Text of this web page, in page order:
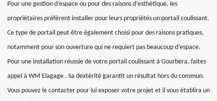
Pour une gestion d’espace ou pour des raisons d’esthétique, les
propriétaires préfèrent installer pour leurs propriétés un portail coulissant.
Ce type de portail peut être également choisi pour des raisons pratiques,
notamment pour son ouverture qui ne requiert pas beaucoup d’espace.
Pour une installation réussie de votre portail coulissant à Gourbera, faites
appel à WM Elagage . Sa dextérité garantit un résultat hors du commun.
Vous pouvez le contacter pour lui exposer votre projet et il vous établira un